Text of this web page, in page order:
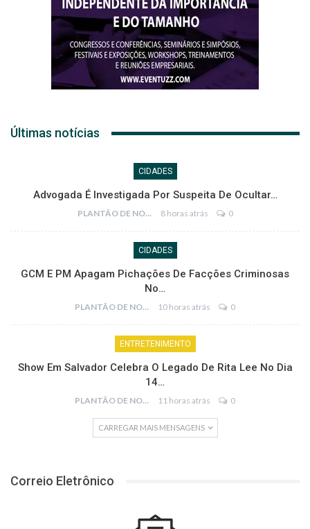
Últimas notícias
CIDADES
Advogada É Investigada Por Suspeita De Ocultar…
PLANTÃO DE NOTÍCIAS 8 horas atrás 0
CIDADES
GCM E PM Apagam Pichações De Facções Criminosas
No…
PLANTÃO DE NOTÍCIAS 10 horas atrás 0
ENTRETENIMENTO
Show Em Salvador Celebra O Legado De Rita Lee No Dia
14…
PLANTÃO DE NOTÍCIAS 11 horas atrás 0
CARREGAR MAIS MENSAGENS
Correio Eletrônico